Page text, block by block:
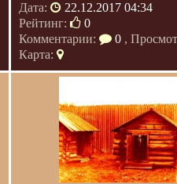
Дата:
22.12.2017 04:34
Рейтинг:
0
Комментарии:
0 ,
Карта: